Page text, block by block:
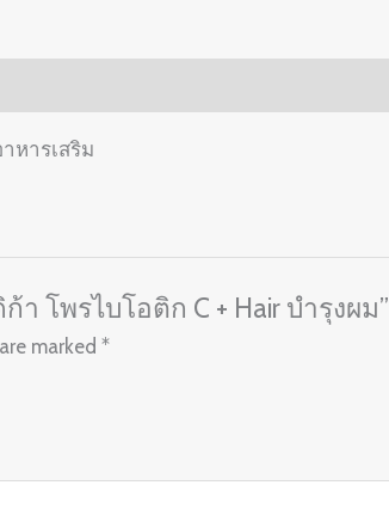
บำรุง
หารเสริม
า โพรไบโอติก C + Hair บำรุงผม”
marked*